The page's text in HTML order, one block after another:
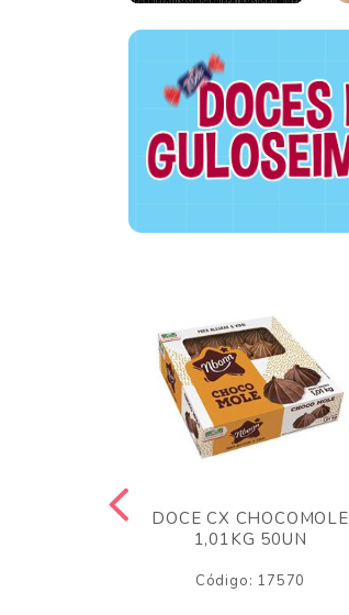
DOCE CX CHOCOMOLE
1,01KG 50UN
Código: 17570